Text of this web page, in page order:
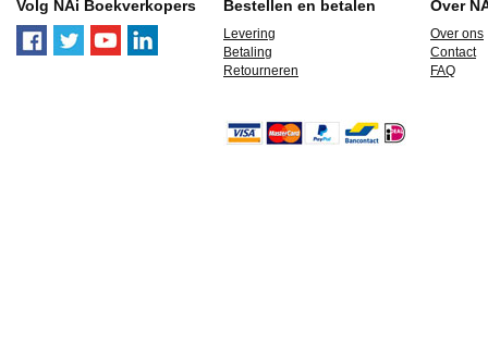
Volg NAi Boekverkopers Bestellen en betalen
Levering
Betaling
Retourneren
Over
Over ons
Contact
FAQ